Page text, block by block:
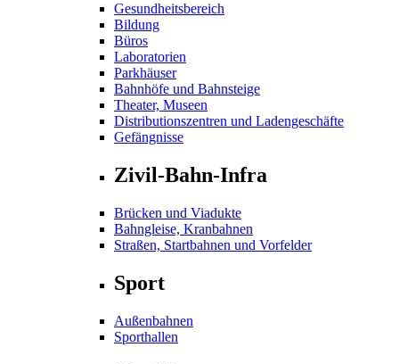
Gesundheitsbereich
Bildung
Büros
Laboratorien
Parkhäuser
Bahnhöfe und Bahnsteige
Theater, Museen
Distributionszentren und Ladengeschäfte
Gefängnisse
Zivil-Bahn-Infra
Brücken und Viadukte
Bahngleise, Kranbahnen
Straßen, Startbahnen und Vorfelder
Sport
Außenbahnen
Sporthallen